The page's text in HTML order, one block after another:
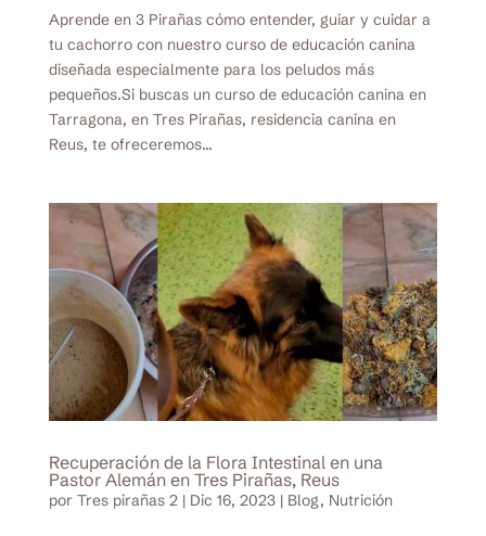
Aprende en 3 Pirañas cómo entender, guiar y cuidar a
tu cachorro con nuestro curso de educación canina
diseñada especialmente para los peludos más
pequeños.Si buscas un curso de educación canina en
Tarragona, en Tres Pirañas, residencia canina en
Reus, te ofreceremos...
Recuperación de la Flora Intestinal en una
Pastor Alemán en Tres Pirañas, Reus
por Tres pirañas 2| Dic 16, 2023| Blog, Nutrición